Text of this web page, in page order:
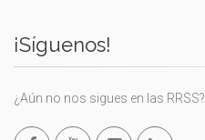
¡Síguenos!
¿Aún no nos sigues en las RRSS?